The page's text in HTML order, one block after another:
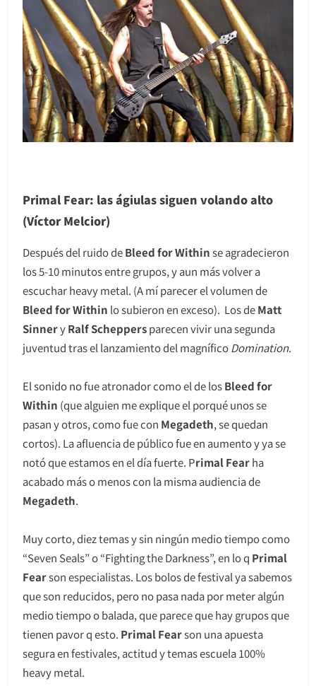
Primal Fear: las ágiulas siguen volando alto
(Víctor Melcior)
Después del ruido deBleed for Withinse agradecieron
los 5-10 minutos entre grupos, y aun más volver a
escuchar heavy metal. (A mí parecer el volumen de
Bleed for Within lo subieron en exceso). Los deMatt
SinneryRalf Scheppersparecen vivir una segunda
juventud tras el lanzamiento del magnífico Domination.
El sonido no fue atronador como el de losBleed for
Within (que alguien me explique el porqué unos se
pasan y otros, como fue con Megadeth, se quedan
cortos). La afluencia de público fue en aumento y ya se
notó que estamos en el día fuerte. Primal Fearha
acabado más o menos con la misma audiencia de
Megadeth.
Muy corto, diez temas y sin ningún medio tiempo como
“Seven Seals” o “Fighting the Darkness”, en lo q Primal
Fearson especialistas. Los bolos de festival ya sabemos
que son reducidos, pero no pasa nada por meter algún
medio tiempo o balada, que parece que hay grupos que
tienen pavor q esto. Primal Fearson una apuesta
segura en festivales, actitud y temas escuela 100%
heavy metal.